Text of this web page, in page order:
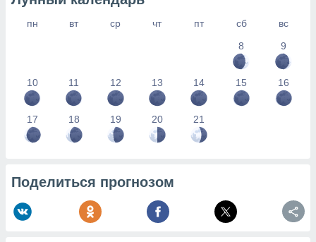
пн вт ср чт пт сб
вс
8
9
10 11 12 13 14 15 16
17 18 19 20 21
Поделиться прогнозом